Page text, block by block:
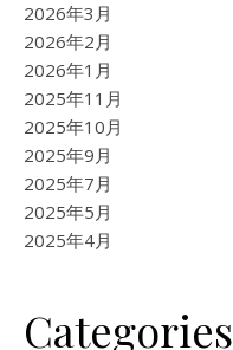
2026年3月
2026年2月
2026年1月
2025年11月
2025年10月
2025年9月
2025年7月
2025年5月
2025年4月
Categories